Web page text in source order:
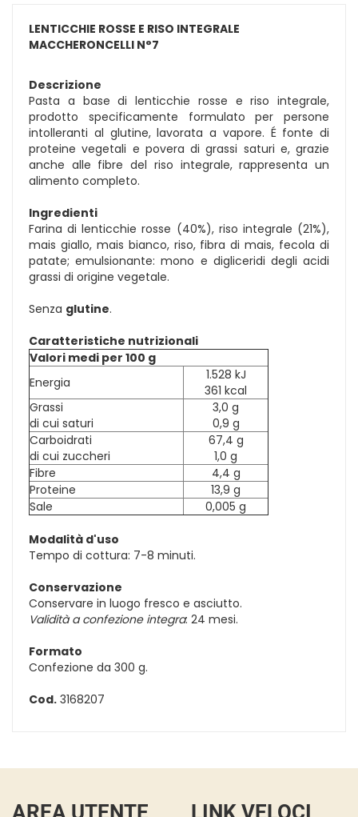
LENTICCHIE ROSSE E RISO INTEGRALE
MACCHERONCELLI N°7
Descrizione
Pasta a base di lenticchie rosse e riso integrale,
prodotto specificamente formulato per persone
intolleranti al glutine, lavorata a vapore. É fonte di
proteine vegetali e povera di grassi saturi e, grazie
anche alle fibre del riso integrale, rappresenta un
alimento completo.
Ingredienti
Farina di lenticchie rosse (40%), riso integrale (21%),
mais giallo, mais bianco, riso, fibra di mais, fecola di
patate; emulsionante: mono e digliceridi degli acidi
grassi di origine vegetale.
Senza glutine.
Caratteristiche nutrizionali
Valori medi per 100 g
Energia
1.528 kJ
361 kcal
Grassi
di cui saturi
3,0 g
0,9 g
Carboidrati
di cui zuccheri
67,4 g
1,0 g
Fibre
4,4 g
Proteine
13,9 g
Sale
0,005 g
Modalità d'uso
Tempo di cottura: 7-8 minuti.
Conservazione
Conservare in luogo fresco e asciutto.
Validità a confezione integra: 24 mesi.
Formato
Confezione da 300 g.
Cod. 3168207
AREA UTENTE LINK VELOCI